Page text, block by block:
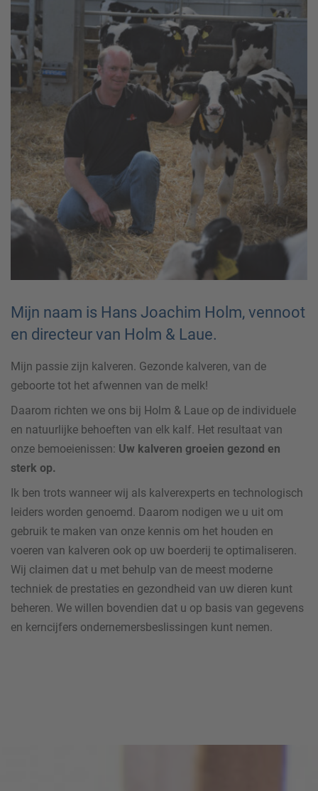
Mijn naam is Hans Joachim Holm, vennoot
en directeur van Holm & Laue.
Mijn passie zijn kalveren. Gezonde kalveren, van de
geboorte tot het afwennen van de melk!
Daarom richten we ons bij Holm & Laue op de individuele
en natuurlijke behoeften van elk kalf. Het resultaat van
onze bemoeienissen: Uw kalveren groeien gezond en
sterk op.
Ik ben trots wanneer wij als kalverexperts en technologisch
leiders worden genoemd. Daarom nodigen we u uit om
gebruik te maken van onze kennis om het houden en
voeren van kalveren ook op uw boerderij te optimaliseren.
Wij claimen dat u met behulp van de meest moderne
techniek de prestaties en gezondheid van uw dieren kunt
beheren. We willen bovendien dat u op basis van gegevens
en kerncijfers ondernemersbeslissingen kunt nemen.